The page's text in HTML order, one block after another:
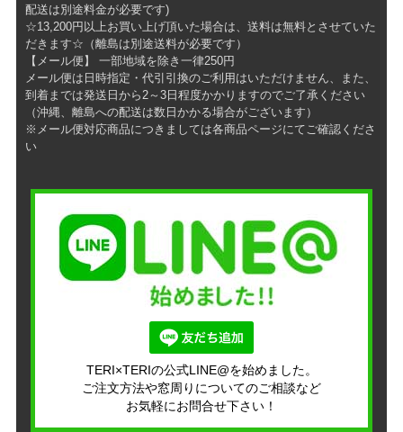
配送は別途料金が必要です)
☆13,200円以上お買い上げ頂いた場合は、送料は無料とさせていた
だきます☆（離島は別途送料が必要です）
【メール便】 一部地域を除き一律250円
メール便は日時指定・代引引換のご利用はいただけません、また、
到着までは発送日から2～3日程度かかりますのでご了承ください
（沖縄、離島への配送は数日かかる場合がございます）
※メール便対応商品につきましては各商品ページにてご確認くださ
い
TERI×TERIの公式LINE@を始めました。
ご注文方法や窓周りについてのご相談など
お気軽にお問合せ下さい！